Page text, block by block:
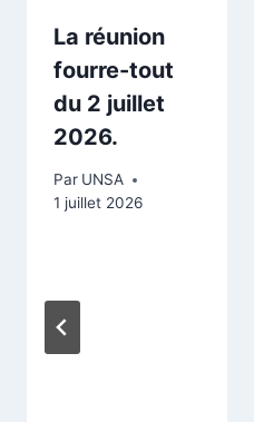
La réunion
fourre-tout
du 2 juillet
2026.
Par UNSA
1 juillet 2026